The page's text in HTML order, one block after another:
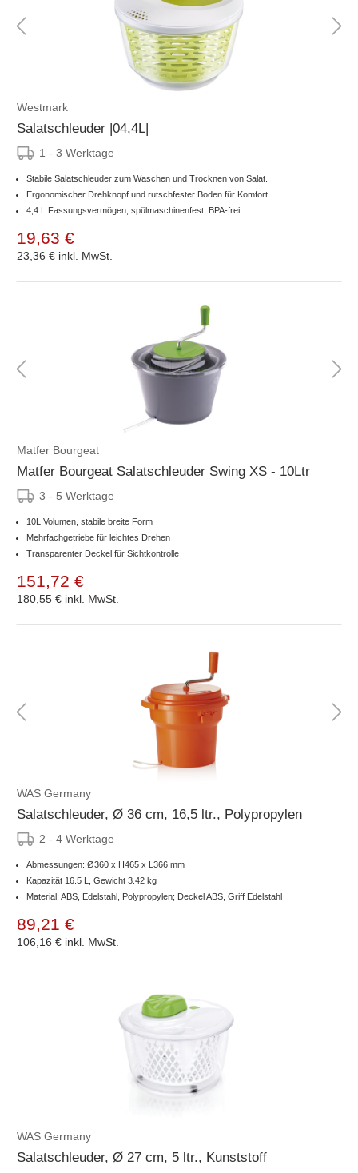
Westmark
Salatschleuder |04,4L|
1 - 3 Werktage
Stabile Salatschleuder zum Waschen und Trocknen von Salat.
Ergonomischer Drehknopf und rutschfester Boden für Komfort.
4,4 L Fassungsvermögen, spülmaschinenfest, BPA-frei.
19,63 €
23,36 € inkl. MwSt.
Matfer Bourgeat
Matfer Bourgeat Salatschleuder Swing XS - 10Ltr
3 - 5 Werktage
10L Volumen, stabile breite Form
Mehrfachgetriebe für leichtes Drehen
Transparenter Deckel für Sichtkontrolle
151,72 €
180,55 € inkl. MwSt.
WAS Germany
Salatschleuder, Ø 36 cm, 16,5 ltr., Polypropylen
2 - 4 Werktage
Abmessungen: Ø360 x H465 x L366 mm
Kapazität 16.5 L, Gewicht 3.42 kg
Material: ABS, Edelstahl, Polypropylen; Deckel ABS, Griff Edelstahl
89,21 €
106,16 € inkl. MwSt.
WAS Germany
Salatschleuder, Ø 27 cm, 5 ltr., Kunststoff